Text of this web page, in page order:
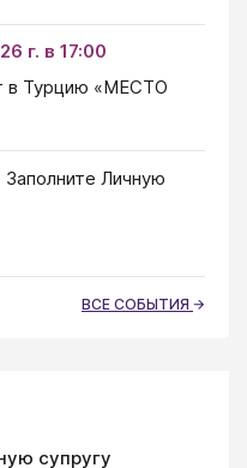
г. в 17:00
в Турцию «МЕСТО
Личную
ВСЕ СОБЫТИЯ
супругу